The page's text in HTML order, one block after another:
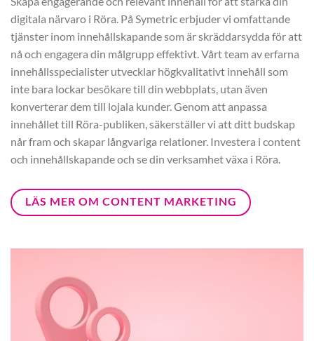
digitala närvaro i Röra. På Symetric erbjuder vi omfattande
tjänster inom innehållskapande som är skräddarsydda för att
nå och engagera din målgrupp effektivt. Vårt team av erfarna
innehållsspecialister utvecklar högkvalitativt innehåll som
inte bara lockar besökare till din webbplats, utan även
konverterar dem till lojala kunder. Genom att anpassa
innehållet till Röra-publiken, säkerställer vi att ditt budskap
når fram och skapar långvariga relationer. Investera i content
och innehållskapande och se din verksamhet växa i Röra.
LÄS MER OM CONTENT MARKETING